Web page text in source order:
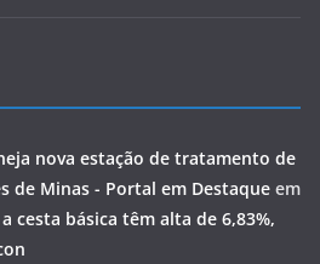
nova estação de tratamento de
de Minas - Portal em Destaque em
cesta básica têm alta de 6,83%,